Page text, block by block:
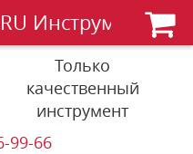
Инструменты
Только
качественный
инструмент
99-66